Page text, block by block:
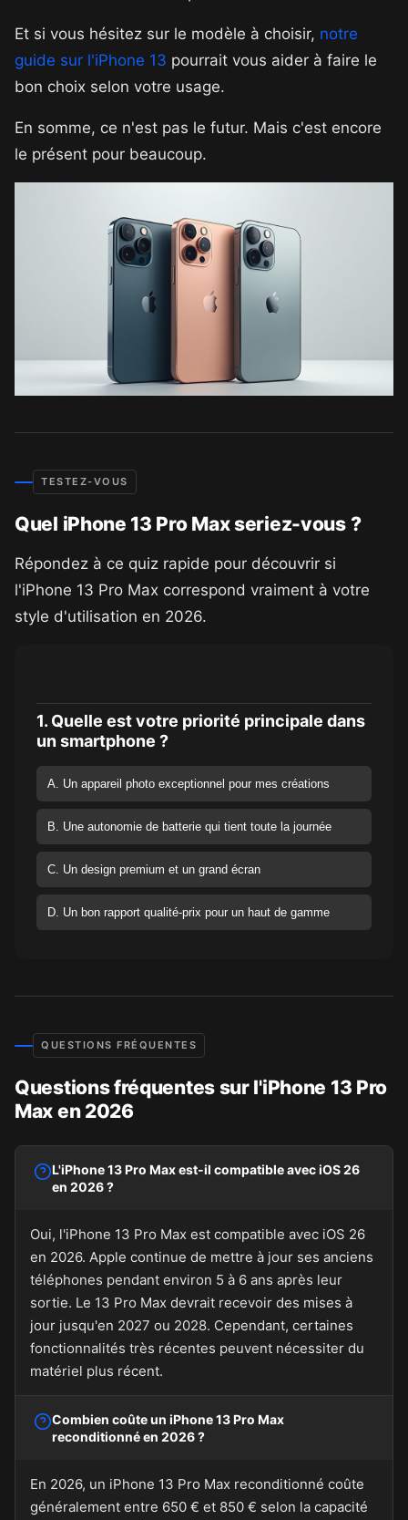
Et si vous hésitez sur le modèle à choisir, notre
guide sur l'iPhone 13 pourrait vous aider à faire le
bon choix selon votre usage.
En somme, ce n'est pas le futur. Mais c'est encore
le présent pour beaucoup.
TESTEZ-VOUS
Quel iPhone 13 Pro Max seriez-vous ?
Répondez à ce quiz rapide pour découvrir si
l'iPhone 13 Pro Max correspond vraiment à votre
style d'utilisation en 2026.
1. Quelle est votre priorité principale dans
un smartphone ?
A. Un appareil photo exceptionnel pour mes créations
B. Une autonomie de batterie qui tient toute la journée
C. Un design premium et un grand écran
D. Un bon rapport qualité-prix pour un haut de gamme
QUESTIONS FRÉQUENTES
Questions fréquentes sur l'iPhone 13 Pro
Max en 2026
L'iPhone 13 Pro Max est-il compatible avec iOS 26
en 2026 ?
Oui, l'iPhone 13 Pro Max est compatible avec iOS 26
en 2026. Apple continue de mettre à jour ses anciens
téléphones pendant environ 5 à 6 ans après leur
sortie. Le 13 Pro Max devrait recevoir des mises à
jour jusqu'en 2027 ou 2028. Cependant, certaines
fonctionnalités très récentes peuvent nécessiter du
matériel plus récent.
Combien coûte un iPhone 13 Pro Max
reconditionné en 2026 ?
En 2026, un iPhone 13 Pro Max reconditionné coûte
généralement entre 650 € et 850 € selon la capacité